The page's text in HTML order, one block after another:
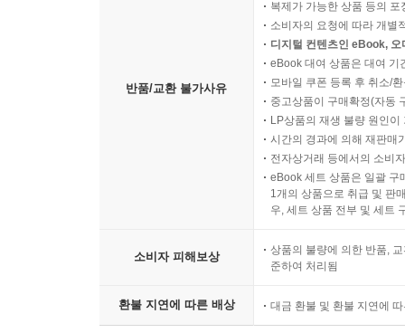
반품/교환 불가사유
복제가 가능한 상품 등의
소비자의 요청에 따라 개별
디지털 컨텐츠인 eBook,
eBook 대여 상품은 대여 기
모바일 쿠폰 등록 후 취소/
중고상품이 구매확정(자동
LP상품의 재생 불량 원인
시간의 경과에 의해 재판매
전자상거래 등에서의 소비
eBook 세트 상품은 일괄 구
1개의 상품으로 취급 및 판
우, 세트 상품 전부 및 세트
소비자 피해보상
상품의 불량에 의한 반품,
준하여 처리됨
환불 지연에 따른 배상 대금 환불 및 환불 지연에